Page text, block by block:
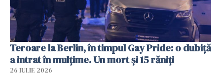
Teroare la Berlin, în timpul Gay Pride: o dubiță
a intrat în mulțime. Un mort și 15 răniți
26 IULIE 2026